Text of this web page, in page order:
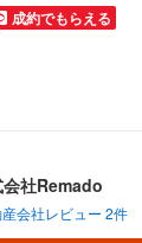
成約でもらえる
社Remado
会社レビュー 2件